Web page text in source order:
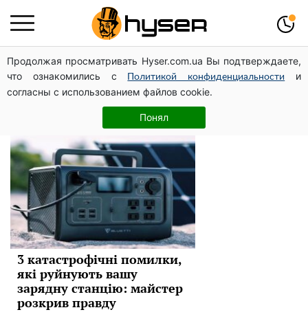
Продолжая просматривать Hyser.com.ua Вы подтверждаете,
что ознакомились с
Политикой конфиденциальности
и
согласны с использованием файлов cookie.
Понял
відключення світла
3 катастрофічні помилки,
які руйнують вашу
зарядну станцію: майстер
розкрив правду